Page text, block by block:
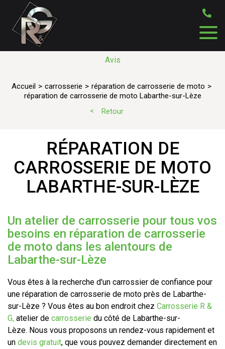
Avis
Accueil carrosserie
réparation de carrosserie de moto
réparation de carrosserie de moto Labarthe-sur-Lèze
Retour
RÉPARATION DE
CARROSSERIE DE MOTO
LABARTHE-SUR-LÈZE
Un atelier de carrosserie pour tous vos
besoins en réparation de carrosserie
de moto dans les alentours de
Labarthe-sur-Lèze
Vous êtes à la recherche d'un carrossier de confiance pour
une réparation de carrosserie de moto près de Labarthe-
sur-Lèze ? Vous êtes au bon endroit chez Carrosserie R &
G, atelier de carrosserie du côté de Labarthe-sur-
Lèze. Nous vous proposons un rendez-vous rapidement et
un devis gratuit, que vous pouvez demander directement en